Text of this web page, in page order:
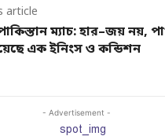
article
ম্যাচ: হার–জয় নয়,
এক ইনিংস ও কন্ডিশন
- Advertisement -